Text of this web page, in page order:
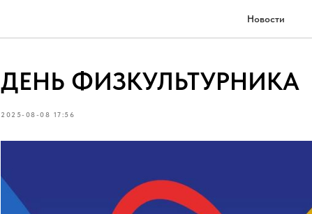
Новости
ДЕНЬ ФИЗКУЛЬТУРНИКА
2025-08-08 17:56